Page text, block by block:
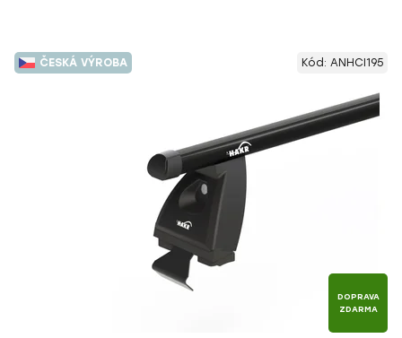
ČESKÁ VÝROBA
DOPRAVA
ZDARMA
Kód: ANHCI195